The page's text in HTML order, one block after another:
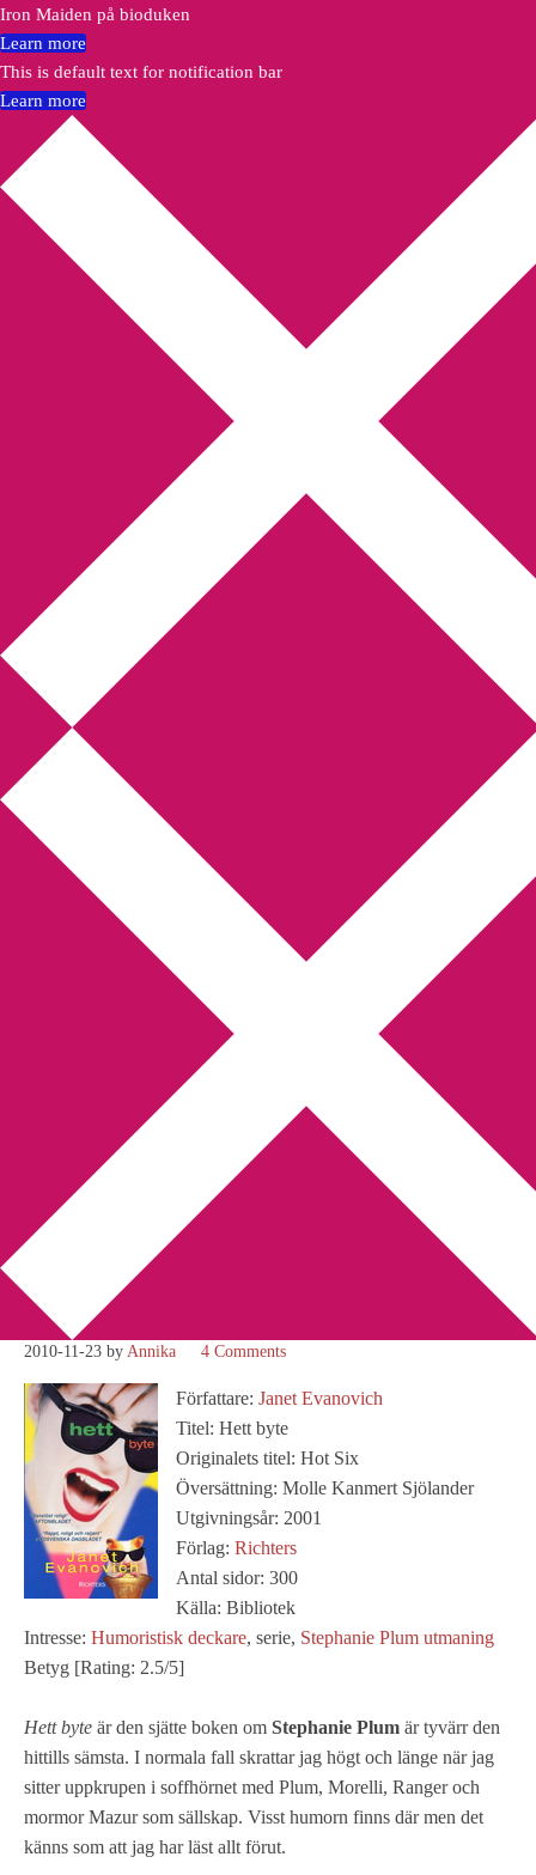
Annikas litteratur-
och kulturblogg
Deckare, kriminalromaner, thrillers
Hem Författarfemman
Webbshop Amazon
Bokbloggsjerka Bloggmaraton
Kriminalroman Min tv-blogg
You are here: Amerikansk litteratur
Recension: Hett byte
av Janet Evanovich
Recension: Hett byte av
Janet Evanovich
2010-11-23 by Annika 4 Comments
Författare: Janet Evanovich
Titel: Hett byte
Originalets titel: Hot Six
Översättning: Molle Kanmert Sjölander
Utgivningsår: 2001
Förlag: Richters
Antal sidor: 300
Källa: Bibliotek
Intresse: Humoristisk deckare, serie, Stephanie Plum utmaning
Betyg [Rating: 2.5/5]
Hett byte är den sjätte boken om Stephanie Plum är tyvärr den
hittills sämsta. I normala fall skrattar jag högt och länge när jag
sitter uppkrupen i soffhörnet med Plum, Morelli, Ranger och
mormor Mazur som sällskap. Visst humorn finns där men det
känns som att jag har läst allt förut.
Iron Maiden på bioduken
Learn more
This is default text for notification bar
Learn more